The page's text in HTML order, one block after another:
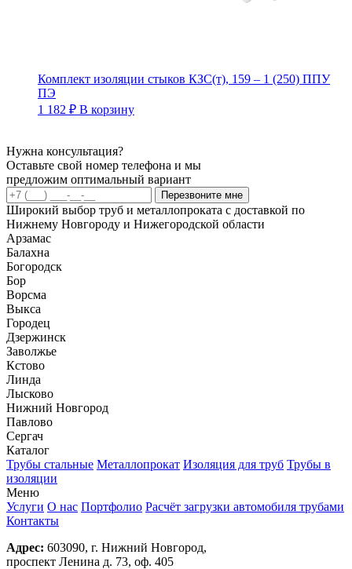
Комплект изоляции стыков КЗС(т), 159 – 1 (250) ППУ
ПЭ
1 182 ₽ В корзину
Нужна консультация?
Оставьте свой номер телефона и мы
предложим оптимальный вариант
Перезвоните мне
Широкий выбор труб и металлопроката с доставкой по
Нижнему Новгороду и Нижегородской области
Арзамас
Балахна
Богородск
Бор
Ворсма
Выкса
Городец
Дзержинск
Заволжье
Кстово
Линда
Лысково
Нижний Новгород
Павлово
Сергач
Каталог
Трубы стальные Металлопрокат Изоляция для труб Трубы в
изоляции
Меню
Услуги О нас Портфолио Расчёт загрузки автомобиля трубами
Контакты
Адрес: 603090, г. Нижний Новгород,
проспект Ленина д. 73, оф. 405